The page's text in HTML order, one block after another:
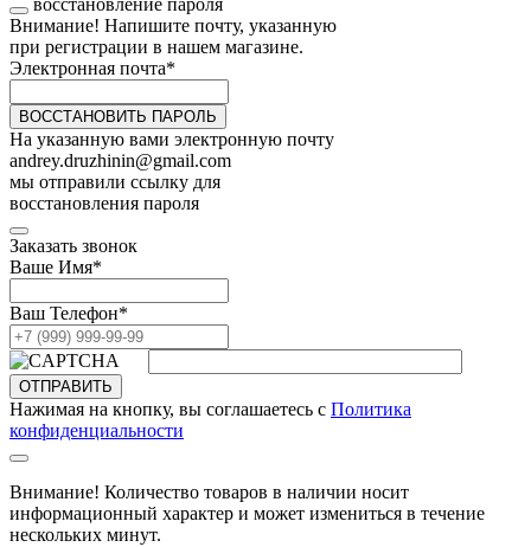
восстановление пароля
Внимание! Напишите почту, указанную
при регистрации в нашем магазине.
Электронная почта*
ВОССТАНОВИТЬ ПАРОЛЬ
На указанную вами электронную почту
andrey.druzhinin@gmail.com
мы отправили ссылку для
восстановления пароля
Заказать звонок
Ваше Имя*
Ваш Телефон*
ОТПРАВИТЬ
Нажимая на кнопку, вы соглашаетесь с Политика
конфиденциальности
Внимание! Количество товаров в наличии носит
информационный характер и может измениться в течение
нескольких минут.